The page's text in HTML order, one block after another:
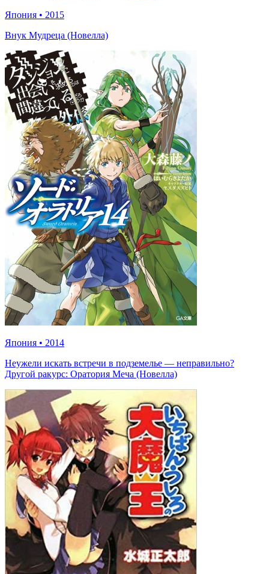
Япония • 2015
Внук Мудреца (Новелла)
Япония • 2014
Неужели искать встречи в подземелье — неправильно?
Другой ракурс: Оратория Меча (Новелла)